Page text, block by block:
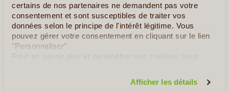
certains de nos partenaires ne demandent pas votre
consentement et sont susceptibles de traiter vos
données selon le principe de l'intérêt légitime. Vous
pouvez gérer votre consentement en cliquant sur le lien
"Personnaliser".
Pour en savoir plus et paramétrer vos cookies, nous
Afficher les détails
s'étire sur plus de la moitié du territoire israélien et dévoile un
panorama à la fois austère et magnifique. Sa beauté réside
dans sa simplicité, dans ses teintes ocres qui (...)